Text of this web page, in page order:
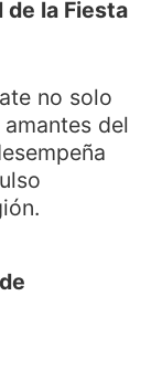
la Fiesta
no solo
del